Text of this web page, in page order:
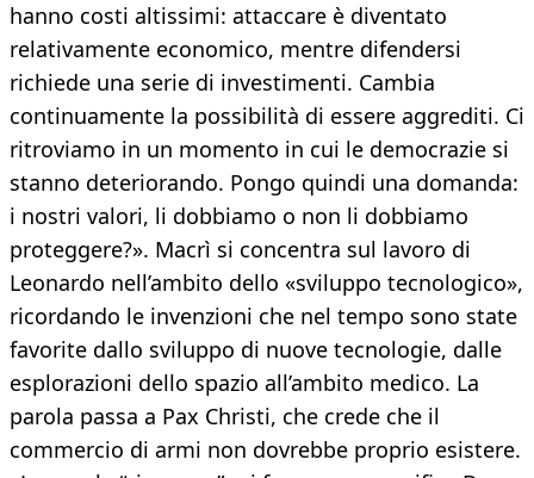
hanno costi altissimi: attaccare è diventato
relativamente economico, mentre difendersi
richiede una serie di investimenti. Cambia
continuamente la possibilità di essere aggrediti. Ci
ritroviamo in un momento in cui le democrazie si
stanno deteriorando. Pongo quindi una domanda:
i nostri valori, li dobbiamo o non li dobbiamo
proteggere?». Macrì si concentra sul lavoro di
Leonardo nell’ambito dello «sviluppo tecnologico»,
ricordando le invenzioni che nel tempo sono state
favorite dallo sviluppo di nuove tecnologie, dalle
esplorazioni dello spazio all’ambito medico. La
parola passa a Pax Christi, che crede che il
commercio di armi non dovrebbe proprio esistere.